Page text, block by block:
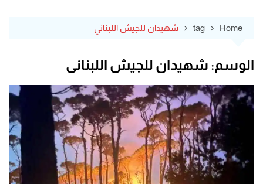
Home
tag شهيدان للجيش اللبناني
الوسم: شهيدان للجيش اللبناني